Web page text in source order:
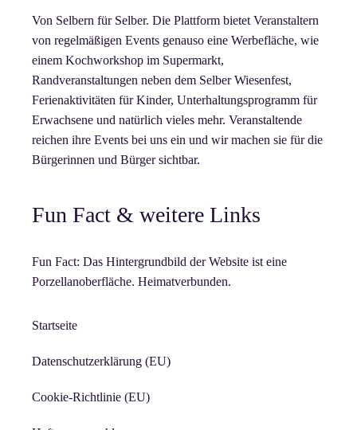
Von Selbern für Selber. Die Plattform bietet Veranstaltern
von regelmäßigen Events genauso eine Werbefläche, wie
einem Kochworkshop im Supermarkt,
Randveranstaltungen neben dem Selber Wiesenfest,
Ferienaktivitäten für Kinder, Unterhaltungsprogramm für
Erwachsene und natürlich vieles mehr. Veranstaltende
reichen ihre Events bei uns ein und wir machen sie für die
Bürgerinnen und Bürger sichtbar.
Fun Fact & weitere Links
Fun Fact: Das Hintergrundbild der Website ist eine
Porzellanoberfläche. Heimatverbunden.
Startseite
Datenschutzerklärung (EU)
Cookie-Richtlinie (EU)